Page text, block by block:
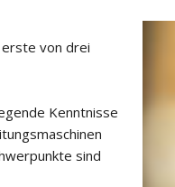
von drei
Kenntnisse
sind